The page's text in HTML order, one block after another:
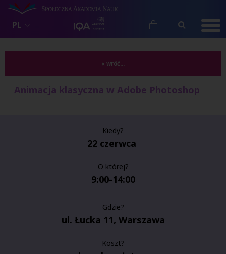
PL
« wróć...
Animacja klasyczna w Adobe Photoshop
Kiedy?
22 czerwca
O której?
9:00-14:00
Gdzie?
ul. Łucka 11, Warszawa
Koszt?